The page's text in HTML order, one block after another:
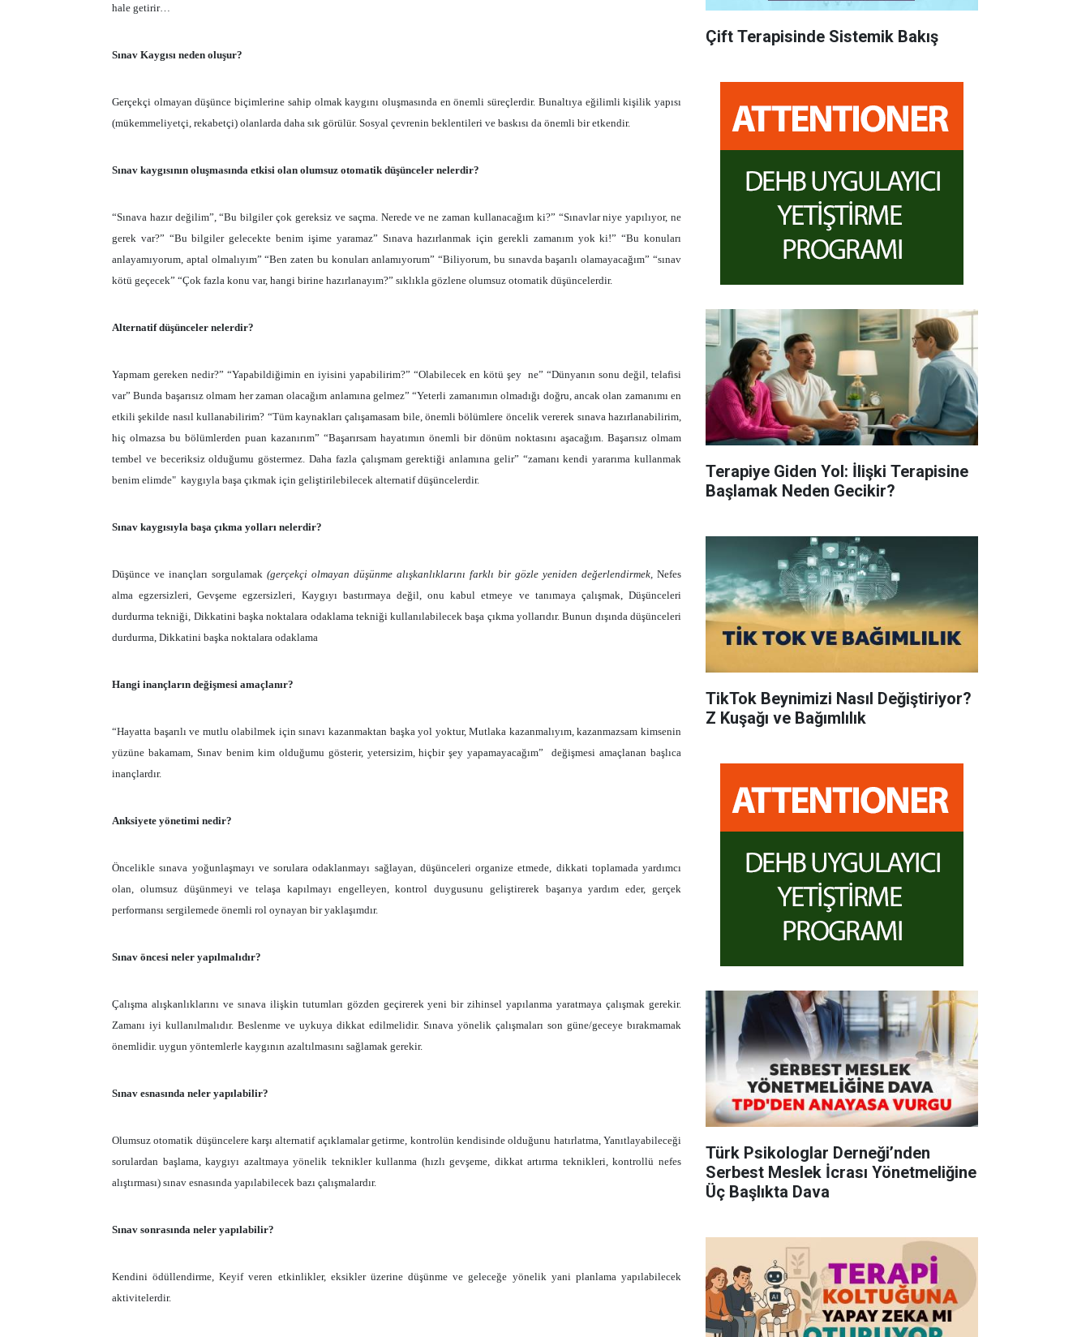
hale getirir…
Sınav Kaygısı neden oluşur?
Gerçekçi olmayan düşünce biçimlerine sahip olmak kaygını oluşmasında en önemli süreçlerdir. Bunaltıya eğilimli kişilik yapısı
(mükemmeliyetçi, rekabetçi) olanlarda daha sık görülür. Sosyal çevrenin beklentileri ve baskısı da önemli bir etkendir.
Sınav kaygısının oluşmasında etkisi olan olumsuz otomatik düşünceler nelerdir?
“Sınava hazır değilim”, “Bu bilgiler çok gereksiz ve saçma. Nerede ve ne zaman kullanacağım ki?” “Sınavlar niye yapılıyor, ne
gerek var?” “Bu bilgiler gelecekte benim işime yaramaz” Sınava hazırlanmak için gerekli zamanım yok ki!” “Bu konuları
anlayamıyorum, aptal olmalıyım” “Ben zaten bu konuları anlamıyorum” “Biliyorum, bu sınavda başarılı olamayacağım” “sınav
kötü geçecek” “Çok fazla konu var, hangi birine hazırlanayım?” sıklıkla gözlene olumsuz otomatik düşüncelerdir.
Alternatif düşünceler nelerdir?
Yapmam gereken nedir?” “Yapabildiğimin en iyisini yapabilirim?” “Olabilecek en kötü şey ne” “Dünyanın sonu değil, telafisi
var” Bunda başarısız olmam her zaman olacağım anlamına gelmez” “Yeterli zamanımın olmadığı doğru, ancak olan zamanımı en
etkili şekilde nasıl kullanabilirim? “Tüm kaynakları çalışamasam bile, önemli bölümlere öncelik vererek sınava hazırlanabilirim,
hiç olmazsa bu bölümlerden puan kazanırım” “Başarırsam hayatımın önemli bir dönüm noktasını aşacağım. Başarısız olmam
tembel ve beceriksiz olduğumu göstermez. Daha fazla çalışmam gerektiği anlamına gelir” “zamanı kendi yararıma kullanmak
benim elimde" kaygıyla başa çıkmak için geliştirilebilecek alternatif düşüncelerdir.
Sınav kaygısıyla başa çıkma yolları nelerdir?
Düşünce ve inançları sorgulamak (gerçekçi olmayan düşünme alışkanlıklarını farklı bir gözle yeniden değerlendirmek, Nefes
alma egzersizleri, Gevşeme egzersizleri, Kaygıyı bastırmaya değil, onu kabul etmeye ve tanımaya çalışmak, Düşünceleri
durdurma tekniği, Dikkatini başka noktalara odaklama tekniği kullanılabilecek başa çıkma yollarıdır. Bunun dışında düşünceleri
durdurma, Dikkatini başka noktalara odaklama
Hangi inançların değişmesi amaçlanır?
“Hayatta başarılı ve mutlu olabilmek için sınavı kazanmaktan başka yol yoktur, Mutlaka kazanmalıyım, kazanmazsam kimsenin
yüzüne bakamam, Sınav benim kim olduğumu gösterir, yetersizim, hiçbir şey yapamayacağım” değişmesi amaçlanan başlıca
inançlardır.
Anksiyete yönetimi nedir?
Öncelikle sınava yoğunlaşmayı ve sorulara odaklanmayı sağlayan, düşünceleri organize etmede, dikkati toplamada yardımcı
olan, olumsuz düşünmeyi ve telaşa kapılmayı engelleyen, kontrol duygusunu geliştirerek başarıya yardım eder, gerçek
performansı sergilemede önemli rol oynayan bir yaklaşımdır.
Sınav öncesi neler yapılmalıdır?
Çalışma alışkanlıklarını ve sınava ilişkin tutumları gözden geçirerek yeni bir zihinsel yapılanma yaratmaya çalışmak gerekir.
Zamanı iyi kullanılmalıdır. Beslenme ve uykuya dikkat edilmelidir. Sınava yönelik çalışmaları son güne/geceye bırakmamak
önemlidir. uygun yöntemlerle kaygının azaltılmasını sağlamak gerekir.
Sınav esnasında neler yapılabilir?
Olumsuz otomatik düşüncelere karşı alternatif açıklamalar getirme, kontrolün kendisinde olduğunu hatırlatma, Yanıtlayabileceği
sorulardan başlama, kaygıyı azaltmaya yönelik teknikler kullanma (hızlı gevşeme, dikkat artırma teknikleri, kontrollü nefes
alıştırması) sınav esnasında yapılabilecek bazı çalışmalardır.
Sınav sonrasında neler yapılabilir?
Kendini ödüllendirme, Keyif veren etkinlikler, eksikler üzerine düşünme ve geleceğe yönelik yani planlama yapılabilecek
aktivitelerdir.
Çift Terapisinde Sistemik Bakış
Terapiye Giden Yol: İlişki Terapisine
Başlamak Neden Gecikir?
TikTok Beynimizi Nasıl Değiştiriyor?
Z Kuşağı ve Bağımlılık
Türk Psikologlar Derneği’nden
Serbest Meslek İcrası Yönetmeliğine
Üç Başlıkta Dava